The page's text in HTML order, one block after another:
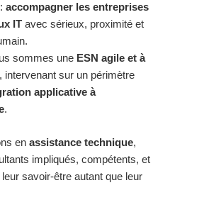
accompagner les entreprises
IT avec sérieux, proximité et
sommes une ESN agile et à
, intervenant sur un périmètre
applicative à
.
en assistance technique,
impliqués, compétents, et
savoir-être autant que leur